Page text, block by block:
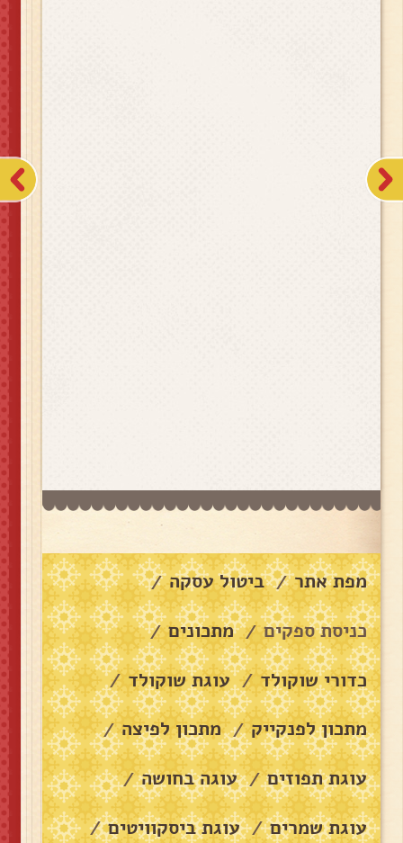
מפת אתר / ביטול עסקה /
כניסת ספקים / מתכונים /
כדורי שוקולד / עוגת שוקולד /
מתכון לפנקייק / מתכון לפיצה /
עוגת תפוזים / עוגה בחושה /
עוגת שמרים / עוגת ביסקוויטים /